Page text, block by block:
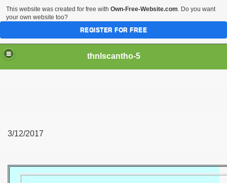
thnlscantho-5
3/12/2017
This website was created for free with Own-Free-Website.com. Do you want
your own website too?
REGISTER FOR FREE